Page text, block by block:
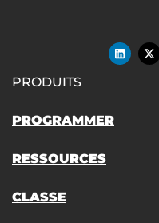
PRODUITS
PROGRAMMER
RESSOURCES
CLASSE